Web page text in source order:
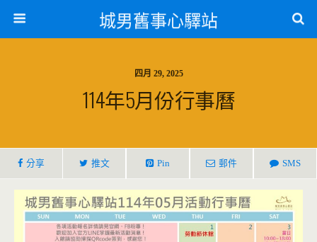
城男舊事心驛站
四月 29, 2025
114年5月份行事曆
分享 推文 Pin 郵件 SMS